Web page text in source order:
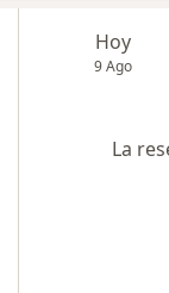
Hoy
9 Ago
La